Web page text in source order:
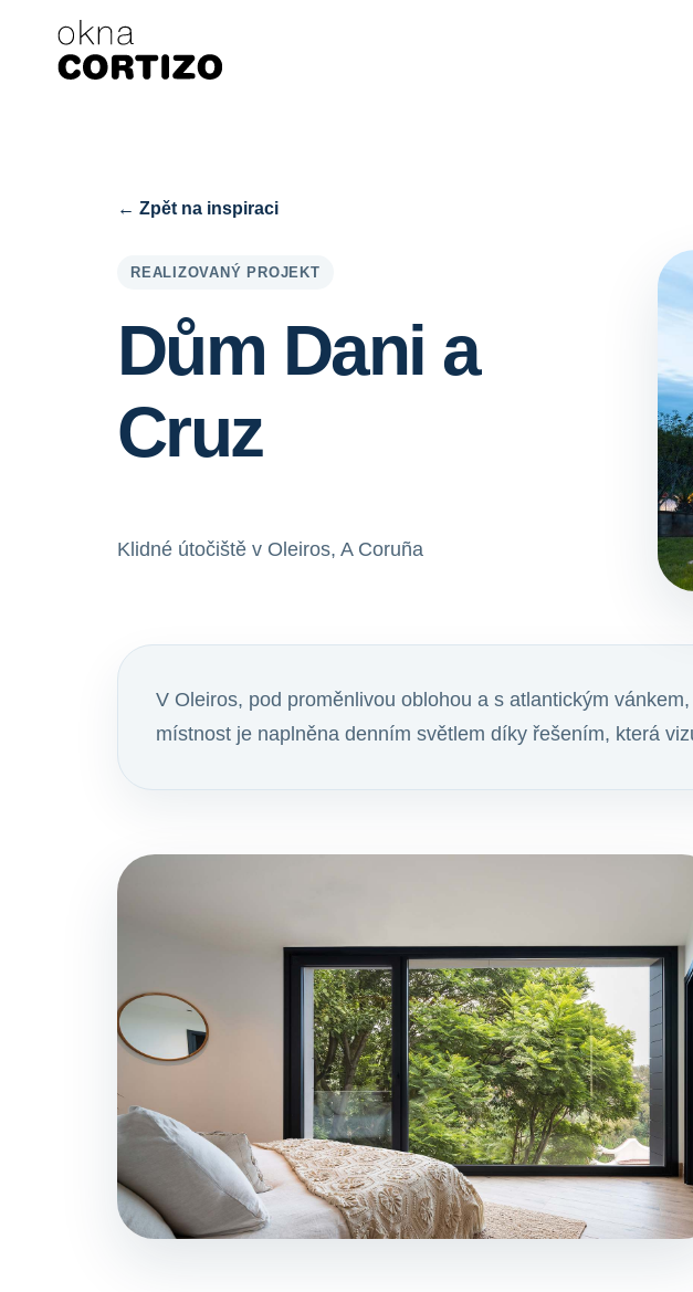
Okna Cortizo je specializovaná síť pro hliníková a PVC okna pro bydlení, s odborným
Produkty
Poradenství
← Zpět na inspiraci
REALIZOVANÝ PROJEKT
Dům Dani a
Cruz
Klidné útočiště v Oleiros, A Coruña
V Oleiros, pod proměnlivou oblohou a s atlantickým
místnost je naplněna denním světlem díky řešením, která